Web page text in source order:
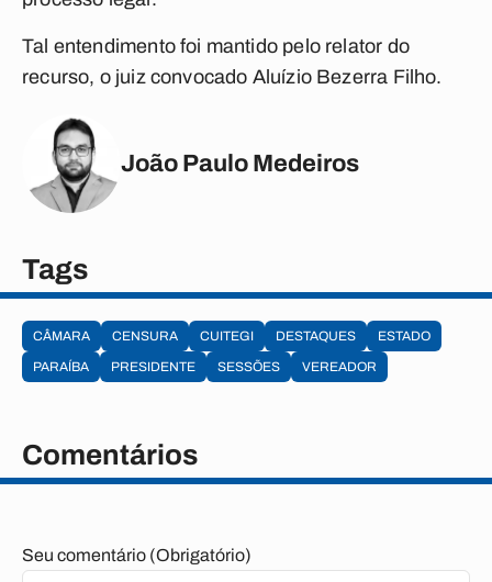
Tal entendimento foi mantido pelo relator do
recurso, o juiz convocado Aluízio Bezerra Filho.
João Paulo Medeiros
Tags
CÂMARA CENSURA CUITEGI DESTAQUES
ESTADO
PARAÍBA
PRESIDENTE SESSÕES VEREADOR
Comentários
Seu comentário (Obrigatório)